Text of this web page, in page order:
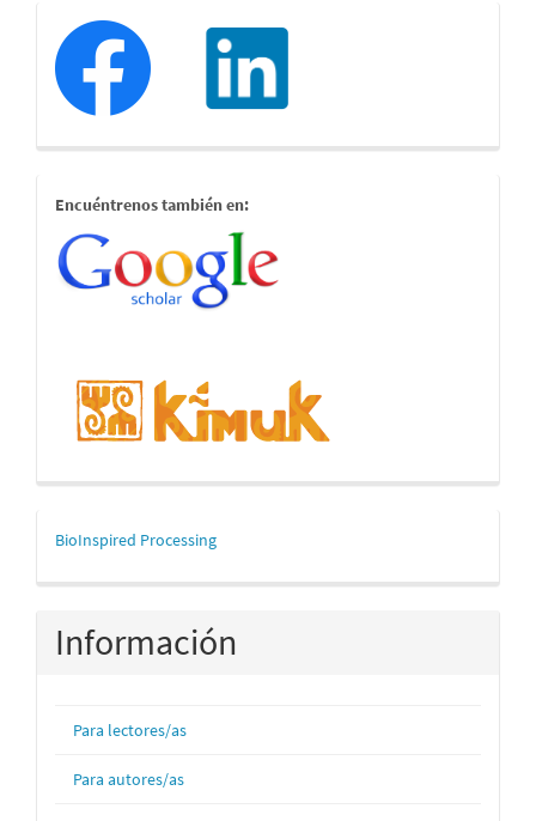
redessociales
estamostambien
Encuéntrenos también en:
mascerca
BioInspired Processing
Información
Para lectores/as
Para autores/as